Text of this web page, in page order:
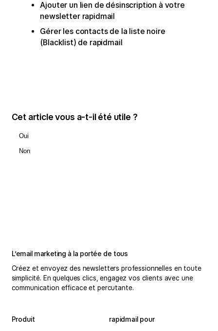
Ajouter un lien de désinscription à votre
newsletter rapidmail
Gérer les contacts de la liste noire
(Blacklist) de rapidmail
Cet article vous a-t-il été utile ?
Oui
Non
L’email marketing à la portée de tous
Créez et envoyez des newsletters professionnelles en toute
simplicité. En quelques clics, engagez vos clients avec une
communication efficace et percutante.
Produit rapidmail pour